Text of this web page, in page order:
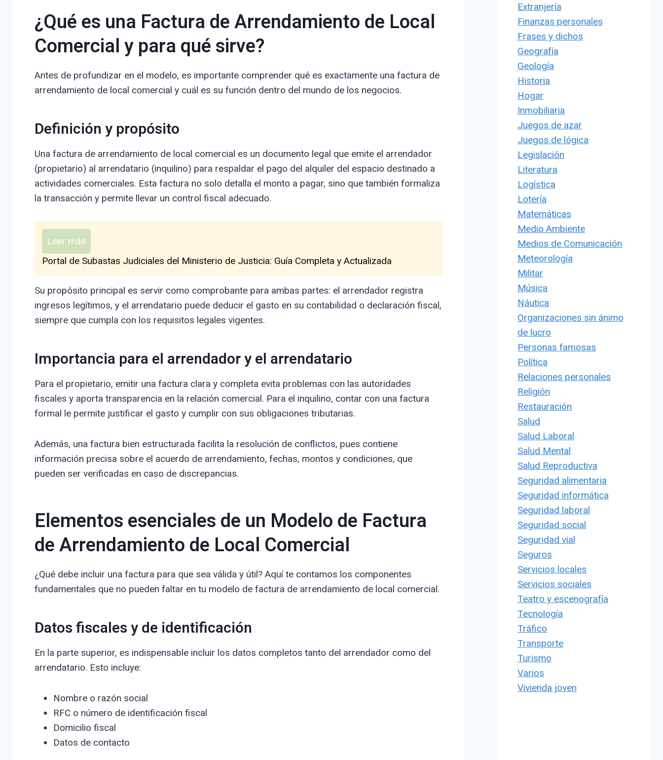
¿Qué es una Factura de Arrendamiento de Local
Comercial y para qué sirve?
Antes de profundizar en el modelo, es importante comprender qué es exactamente una factura de
arrendamiento de local comercial y cuál es su función dentro del mundo de los negocios.
Definición y propósito
Una factura de arrendamiento de local comercial es un documento legal que emite el arrendador
(propietario) al arrendatario (inquilino) para respaldar el pago del alquiler del espacio destinado a
actividades comerciales. Esta factura no solo detalla el monto a pagar, sino que también formaliza
la transacción y permite llevar un control fiscal adecuado.
Leer más
Portal de Subastas Judiciales del Ministerio de Justicia: Guía Completa y Actualizada
Su propósito principal es servir como comprobante para ambas partes: el arrendador registra
ingresos legítimos, y el arrendatario puede deducir el gasto en su contabilidad o declaración fiscal,
siempre que cumpla con los requisitos legales vigentes.
Importancia para el arrendador y el arrendatario
Para el propietario, emitir una factura clara y completa evita problemas con las autoridades
fiscales y aporta transparencia en la relación comercial. Para el inquilino, contar con una factura
formal le permite justificar el gasto y cumplir con sus obligaciones tributarias.
Además, una factura bien estructurada facilita la resolución de conflictos, pues contiene
información precisa sobre el acuerdo de arrendamiento, fechas, montos y condiciones, que
pueden ser verificadas en caso de discrepancias.
Elementos esenciales de un Modelo de Factura
de Arrendamiento de Local Comercial
¿Qué debe incluir una factura para que sea válida y útil? Aquí te contamos los componentes
fundamentales que no pueden faltar en tu modelo de factura de arrendamiento de local comercial.
Datos fiscales y de identificación
En la parte superior, es indispensable incluir los datos completos tanto del arrendador como del
arrendatario. Esto incluye:
Nombre o razón social
RFC o número de identificación fiscal
Domicilio fiscal
Datos de contacto
Extranjería
Finanzas personales
Frases y dichos
Geografía
Geología
Historia
Hogar
Inmobiliaria
Juegos de azar
Juegos de lógica
Legislación
Literatura
Logística
Lotería
Matemáticas
Medio Ambiente
Medios de Comunicación
Meteorología
Militar
Música
Náutica
Organizaciones sin ánimo
de lucro
Personas famosas
Política
Relaciones personales
Religión
Restauración
Salud
Salud Laboral
Salud Mental
Salud Reproductiva
Seguridad alimentaria
Seguridad informática
Seguridad laboral
Seguridad social
Seguridad vial
Seguros
Servicios locales
Servicios sociales
Teatro y escenografía
Tecnología
Tráfico
Transporte
Turismo
Varios
Vivienda joven